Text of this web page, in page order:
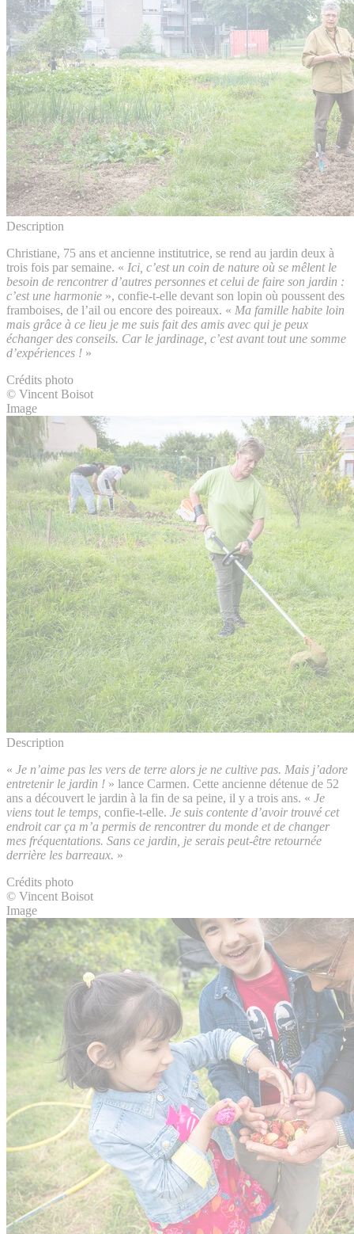
Description
Christiane, 75 ans et ancienne institutrice, se rend au jardin deux à
trois fois par semaine. « Ici, c’est un coin de nature où se mêlent le
besoin de rencontrer d’autres personnes et celui de faire son jardin :
c’est une harmonie », confie-t-elle devant son lopin où poussent des
framboises, de l’ail ou encore des poireaux. « Ma famille habite loin
mais grâce à ce lieu je me suis fait des amis avec qui je peux
échanger des conseils. Car le jardinage, c’est avant tout une somme
d’expériences ! »
Crédits photo
© Vincent Boisot
Image
Description
« Je n’aime pas les vers de terre alors je ne cultive pas. Mais j’adore
entretenir le jardin ! » lance Carmen. Cette ancienne détenue de 52
ans a découvert le jardin à la fin de sa peine, il y a trois ans. « Je
viens tout le temps, confie-t-elle. Je suis contente d’avoir trouvé cet
endroit car ça m’a permis de rencontrer du monde et de changer
mes fréquentations. Sans ce jardin, je serais peut-être retournée
derrière les barreaux. »
Crédits photo
© Vincent Boisot
Image